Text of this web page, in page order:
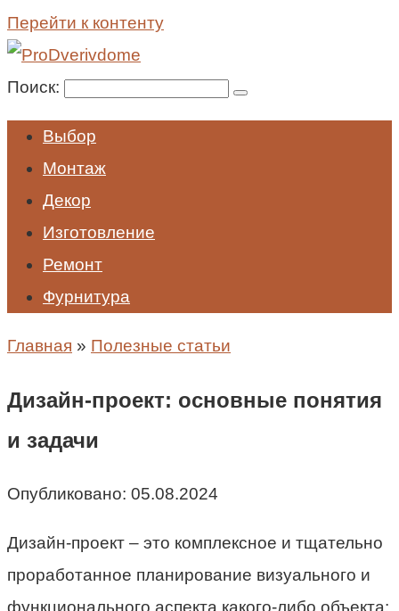
Перейти к контенту
Поиск:
Выбор
Монтаж
Декор
Изготовление
Ремонт
Фурнитура
Главная » Полезные статьи
Дизайн-проект: основные понятия
и задачи
Опубликовано: 05.08.2024
Дизайн-проект – это комплексное и тщательно
проработанное планирование визуального и
функционального аспекта какого-либо объекта: